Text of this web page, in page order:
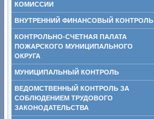
КОМИССИИ
ВНУТРЕННИЙ ФИНАНСОВЫЙ КОНТРОЛЬ
КОНТРОЛЬНО-СЧЕТНАЯ ПАЛАТА
ПОЖАРСКОГО МУНИЦИПАЛЬНОГО
ОКРУГА
МУНИЦИПАЛЬНЫЙ КОНТРОЛЬ
ВЕДОМСТВЕННЫЙ КОНТРОЛЬ ЗА
СОБЛЮДЕНИЕМ ТРУДОВОГО
ЗАКОНОДАТЕЛЬСТВА